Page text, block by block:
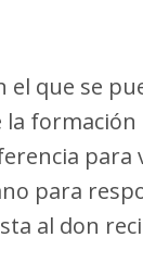
el que se
para
para
al don